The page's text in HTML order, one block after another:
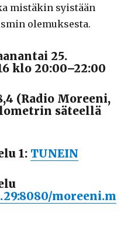
mistäkin syistään
olemuksesta.
25.
klo 20:00–22:00
(Radio Moreeni,
säteellä
1: TUNEIN
moreeni.m